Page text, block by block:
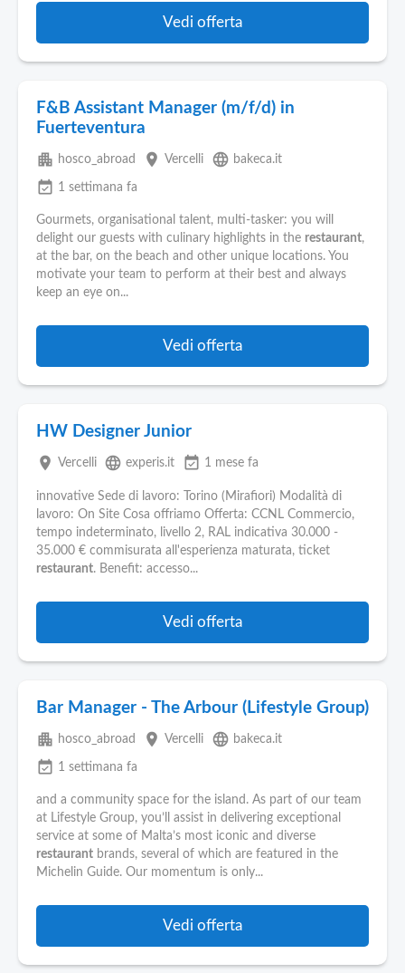
Vedi offerta
F&B Assistant Manager (m/f/d) in
Fuerteventura
apartment hosco_abroad place Vercelli language bakeca.it
event_available 1 settimana fa
Gourmets, organisational talent, multi-tasker: you will
delight our guests with culinary highlights in the restaurant,
at the bar, on the beach and other unique locations. You
motivate your team to perform at their best and always
keep an eye on...
Vedi offerta
HW Designer Junior
place Vercelli language experis.it event_available 1 mese fa
innovative Sede di lavoro: Torino (Mirafiori) Modalità di
lavoro: On Site Cosa offriamo Offerta: CCNL Commercio,
tempo indeterminato, livello 2, RAL indicativa 30.000 -
35.000 € commisurata all'esperienza maturata, ticket
restaurant. Benefit: accesso...
Vedi offerta
Bar Manager - The Arbour (Lifestyle Group)
apartment hosco_abroad place Vercelli language bakeca.it
event_available 1 settimana fa
and a community space for the island. As part of our team
at Lifestyle Group, you’ll assist in delivering exceptional
service at some of Malta’s most iconic and diverse
restaurant brands, several of which are featured in the
Michelin Guide. Our momentum is only...
Vedi offerta